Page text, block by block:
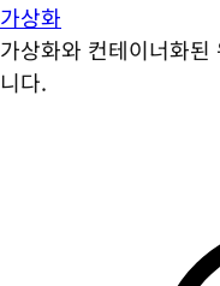
가상화
가상화와 컨테이너화
니다.